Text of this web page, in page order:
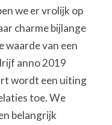
we er vrolijk op
charme bijlange
waarde van een
anno 2019
wordt een uiting
toe. We
belangrijk